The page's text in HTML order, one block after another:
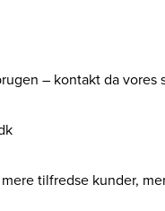
– kontakt da vores
tilfredse kunder,